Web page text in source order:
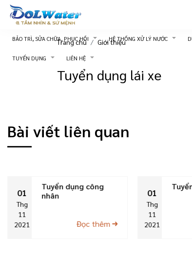
BẢO TRÌ, SỬA CHỮA, PHỤC HỒI HỆ THỐNG XỬ LÝ NƯỚC
TUYỂN DỤNG LIÊN HỆ
Trang chủ Giới thiệu
Tuyển dụng lái xe
Bài viết liên quan
01
Thg
11
2021
Tuyển dụng công
nhân
Đọc thêm
01
Thg
11
2021